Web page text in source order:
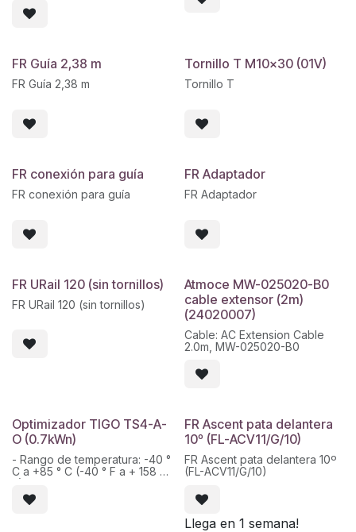
Sección del Cable: 4 -6 mm2
FR Guía 2,38 m
FR Guía 2,38 m
Tornillo T M10x30 (01V)
Tornillo T
FR conexión para guía
FR conexión para guía
FR Adaptador
FR Adaptador
FR URail 120 (sin tornillos)
FR URail 120 (sin tornillos)
Atmoce MW-025020-B0
cable extensor (2m)
(24020007)
Cable: AC Extension Cable
2.0m, MW-025020-B0
Optimizador TIGO TS4-A-
O (0.7kWn)
- Rango de temperatura: -40 °
C a +85 ° C (-40 ° F a + 158 °
F)
- Clase de protección: IP68,
NEMA 3R
FR Ascent pata delantera
10º (FL-ACV11/G/10)
FR Ascent pata delantera 10º
(FL-ACV11/G/10)
Llega en 1 semana!